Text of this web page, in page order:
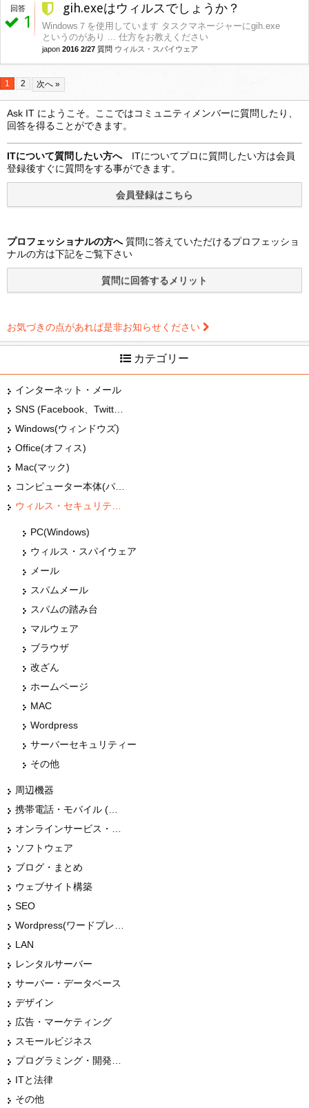
回答
1
gih.exeはウィルスでしょうか？
Windows７を使用しています タスクマネージャーにgih.exe
というのがあり ... 仕方をお教えください
japon 2016 2/27 質問 ウィルス・スパイウェア
1 2 次へ »
Ask IT にようこそ。ここではコミュニティメンバーに質問したり、
回答を得ることができます。
ITについて質問したい方へITについてプロに質問したい方は会員
登録後すぐに質問をする事ができます。
プロフェッショナルの方へ質問に答えていただけるプロフェッショ
ナルの方は下記をご覧下さい
お気づきの点があれば是非お知らせください
カテゴリー
インターネット・メール
Windows(ウィンドウズ)
Office(オフィス)
Mac(マック)
PC(Windows)
ウィルス・スパイウェア
メール
スパムメール
スパムの踏み台
マルウェア
ブラウザ
改ざん
ホームページ
MAC
Wordpress
サーバーセキュリティー
その他
周辺機器
ソフトウェア
ブログ・まとめ
ウェブサイト構築
SEO
LAN
レンタルサーバー
サーバー・データベース
デザイン
広告・マーケティング
スモールビジネス
ITと法律
その他